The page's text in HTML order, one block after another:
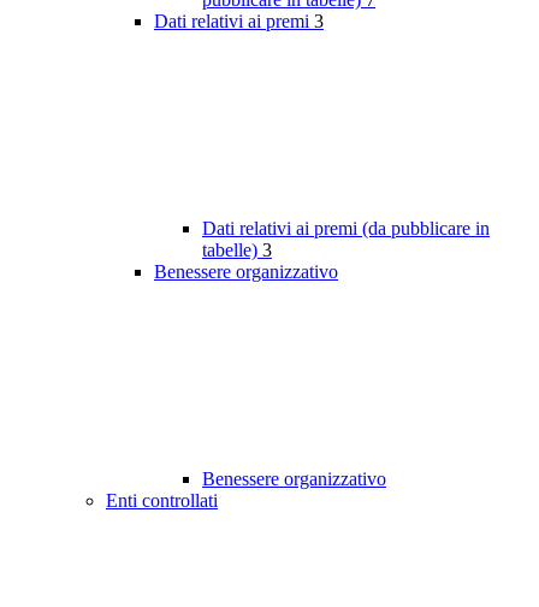
Dati relativi ai premi 3
Dati relativi ai premi (da pubblicare in
tabelle) 3
Benessere organizzativo
Benessere organizzativo
Enti controllati